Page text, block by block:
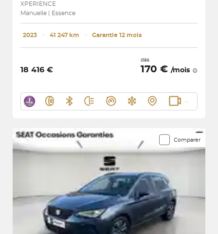
XPERIENCE
Manuelle | Essence
2023 ･ 41 247 km ･ Garantie 12 mois
18 416 €
dès
170 € /mois
Comparer